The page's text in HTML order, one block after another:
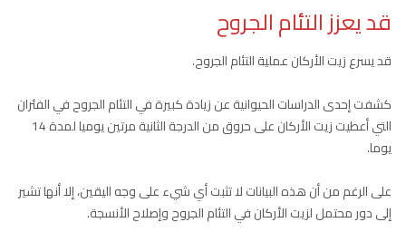
قد يعزز التئام الجروح
قد يسرع زيت الأركان عملية التئام الجروح.
كشفت إحدى الدراسات الحيوانية عن زيادة كبيرة في التئام الجروح في الفئران
التي أعطيت زيت الأركان على حروق من الدرجة الثانية مرتين يوميا لمدة 14
يوما.
على الرغم من أن هذه البيانات لا تثبت أي شيء على وجه اليقين، إلا أنها تشير
إلى دور محتمل لزيت الأركان في التئام الجروح وإصلاح الأنسجة.